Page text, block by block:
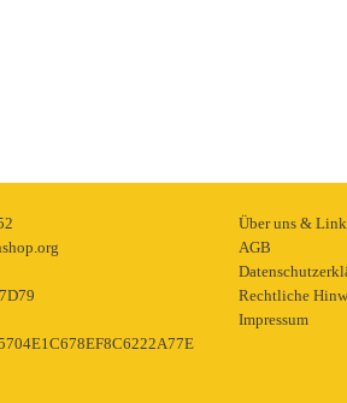
Über uns &
AGB
Rechtliche
Impressum